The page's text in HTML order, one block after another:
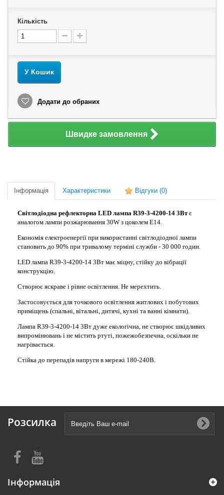
Кількість
У Кошик
Додати до обраних
Швидке замовлення
Інформація Характеристики Відгуки (0)
Світлодіодна рефлекторна LED лампа R39-3-4200-14 3Втє
аналогом лампи розжарювання 30W з цоколем Е14.
Економія електроенергії при використанні світлодіодної лампи
становить до 90% при тривалому терміні служби - 30 000 годин.
LED лампа R39-3-4200-14 3Вт має міцну, стійку до вібрації
конструкцію.
Створює яскраве і рівне освітлення. Не мерехтить.
Застосовується для точкового освітлення житлових і побутових
приміщень (спальні, вітальні, дитячі, кухні та ванні кімнати).
Лампа R39-3-4200-14 3Вт дуже екологічна, не створює шкідливих
випромінювань і не містить ртуті, пожежобезпечна, оскільки не
нагрівається.
Стійка до перепадів напруги в мережі 180-240В.
Розсилка
Інформація